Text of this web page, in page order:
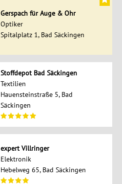
Gerspach für Auge & Ohr
Optiker
Spitalplatz 1, Bad Säckingen
Stoffdepot Bad Säckingen
Textilien
Hauensteinstraße 5, Bad
Säckingen
expert Villringer
Elektronik
Hebelweg 65, Bad Säckingen